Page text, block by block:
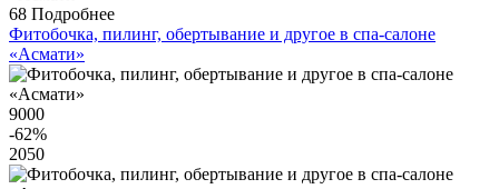
68 Подробнее
Фитобочка, пилинг, обертывание и другое в спа-салоне
«Асмати»
9000
-62%
2050